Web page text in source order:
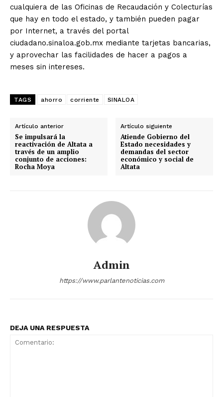
cualquiera de las Oficinas de Recaudación y Colecturías
que hay en todo el estado, y también pueden pagar
por Internet, a través del portal
ciudadano.sinaloa.gob.mx mediante tarjetas bancarias,
y aprovechar las facilidades de hacer a pagos a
meses sin intereses.
TAGS ahorro corriente SINALOA
Artículo anterior
Se impulsará la
reactivación de Altata a
través de un amplio
conjunto de acciones:
Rocha Moya
Artículo siguiente
Atiende Gobierno del
Estado necesidades y
demandas del sector
económico y social de
Altata
Admin
https://www.parlantenoticias.com
DEJA UNA RESPUESTA